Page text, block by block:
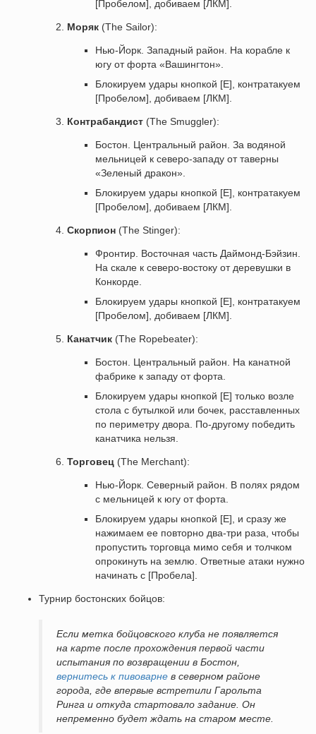
[Пробелом], добиваем [ЛКМ].
Моряк (The Sailor):
Нью-Йорк. Западный район. На корабле к
югу от форта «Вашингтон».
Блокируем удары кнопкой [E], контратакуем
[Пробелом], добиваем [ЛКМ].
Контрабандист (The Smuggler):
Бостон. Центральный район. За водяной
мельницей к северо-западу от таверны
«Зеленый дракон».
Блокируем удары кнопкой [E], контратакуем
[Пробелом], добиваем [ЛКМ].
Скорпион (The Stinger):
Фронтир. Восточная часть Даймонд-Бэйзин.
На скале к северо-востоку от деревушки в
Конкорде.
Блокируем удары кнопкой [E], контратакуем
[Пробелом], добиваем [ЛКМ].
Канатчик (The Ropebeater):
Бостон. Центральный район. На канатной
фабрике к западу от форта.
Блокируем удары кнопкой [E] только возле
стола с бутылкой или бочек, расставленных
по периметру двора. По-другому победить
канатчика нельзя.
Торговец (The Merchant):
Нью-Йорк. Северный район. В полях рядом
с мельницей к югу от форта.
Блокируем удары кнопкой [E], и сразу же
нажимаем ее повторно два-три раза, чтобы
пропустить торговца мимо себя и толчком
опрокинуть на землю. Ответные атаки нужно
начинать с [Пробела].
Турнир бостонских бойцов:
Если метка бойцовского клуба не появляется
на карте после прохождения первой части
испытания по возвращении в Бостон,
вернитесь к пивоварне в северном районе
города, где впервые встретили Гарольта
Ринга и откуда стартовало задание. Он
непременно будет ждать на старом месте.